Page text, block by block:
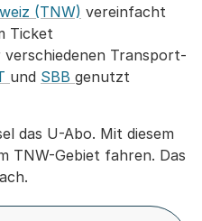
(TNW) vereinfacht
Ticket
Transport-
und SBB genutzt
das U-Abo. Mit diesem
TNW-Gebiet fahren. Das